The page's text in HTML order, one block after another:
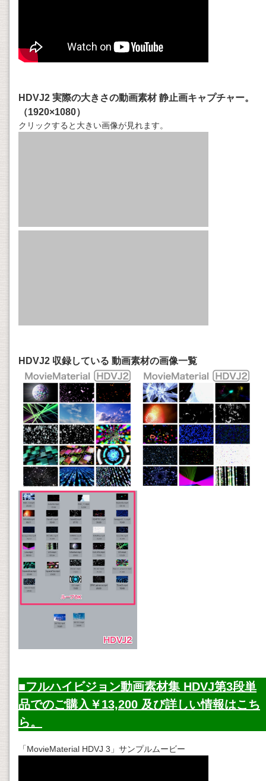
HDVJ2 実際の大きさの動画素材 静止画キャプチャー。
（1920×1080）
クリックすると大きい画像が見れます。
HDVJ2 収録している 動画素材の画像一覧
■フルハイビジョン動画素材集 HDVJ第3段単
品でのご購入￥13,200 及び詳しい情報はこち
ら。
「MovieMaterial HDVJ 3」サンプルムービー